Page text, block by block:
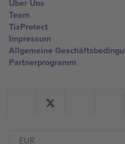
Über Uns
Team
TixProtect
Impressum
Allgemeine
Partnerprogramm